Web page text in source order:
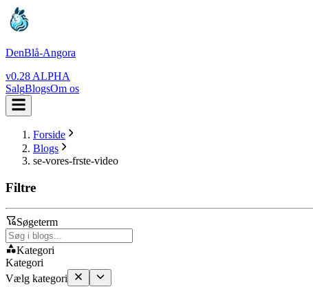
DenBlå-Angora
v0.28 ALPHA
SalgBlogsOm os
Forside
Blogs
se-vores-frste-video
Filtre
Søgeterm
Kategori
Kategori
Vælg kategori